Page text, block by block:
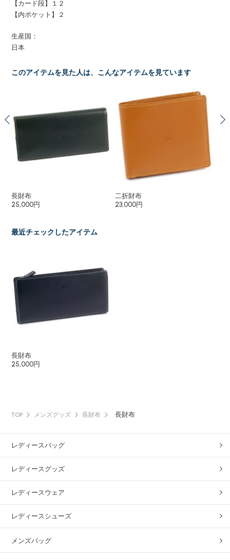
【カード段】１２
【内ポケット】２
生産国：
日本
このアイテムを見た人は、こんなアイテムを見ています
長財布
25,000円
二折財布
23,000円
最近チェックしたアイテム
長財布
25,000円
TOP メンズグッズ 長財布 長財布
レディースバッグ
レディースグッズ
レディースウェア
レディースシューズ
メンズバッグ